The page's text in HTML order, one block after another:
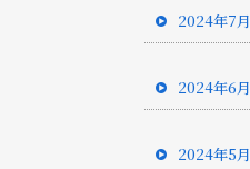
2024年7月
2024年6月
2024年5月